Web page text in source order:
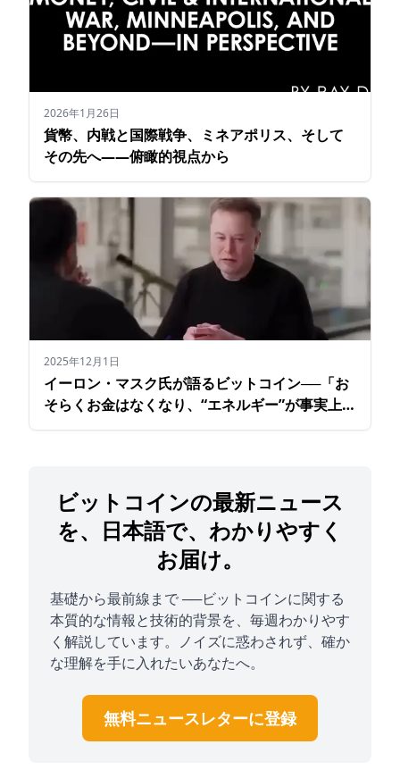
2026年1月26日
貨幣、内戦と国際戦争、ミネアポリス、そして
その先へ――俯瞰的視点から
2025年12月1日
イーロン・マスク氏が語るビットコイン──「お
そらくお金はなくなり、“エネルギー”が事実上の
通貨になる」
ビットコインの最新ニュース
を、日本語で、わかりやすく
お届け。
基礎から最前線まで ──ビットコインに関する
本質的な情報と技術的背景を、毎週わかりやす
く解説しています。ノイズに惑わされず、確か
な理解を手に入れたいあなたへ。
無料ニュースレターに登録